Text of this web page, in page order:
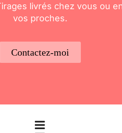
livrés chez vous ou
vos proches.
Contactez-moi